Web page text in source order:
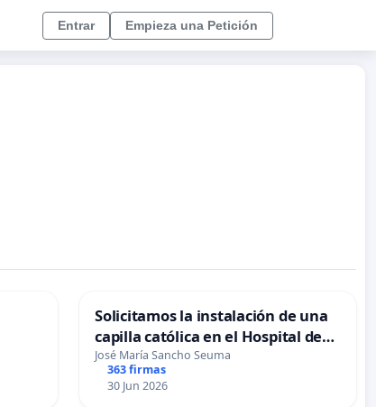
Entrar Empieza una Petición
Solicitamos la instalación de una
capilla católica en el Hospital de
Alcañiz
José María Sancho Seuma
363 firmas
30 Jun 2026